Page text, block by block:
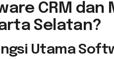
CRM dan
Selatan?
Utama